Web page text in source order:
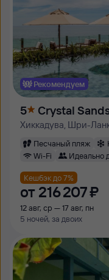
Рекомендуем
5 Crystal
Хиккадува, Шри-
Песчаный пляж
Wi-Fi
Идеально
Кешбэк до 7%
от 216 ⁠207 ⁠₽
12 авг, ср — 17 авг, пн
5 ночей, за двоих